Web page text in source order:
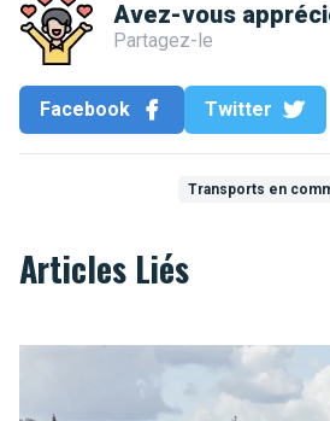
Avez-vous
Partagez-le
Facebook Twitter
Transports en
Articles Liés
Dimanche sans voiture à Bruxelles